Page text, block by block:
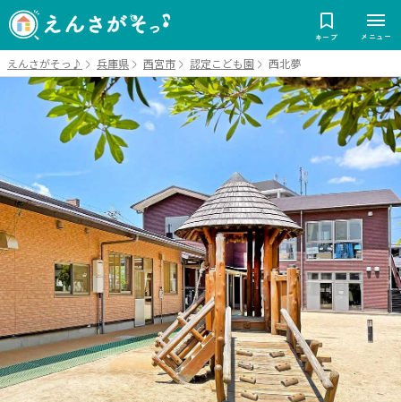
キープ メニュー
えんさがそっ♪ 兵庫県 西宮市 認定こども園 西北夢